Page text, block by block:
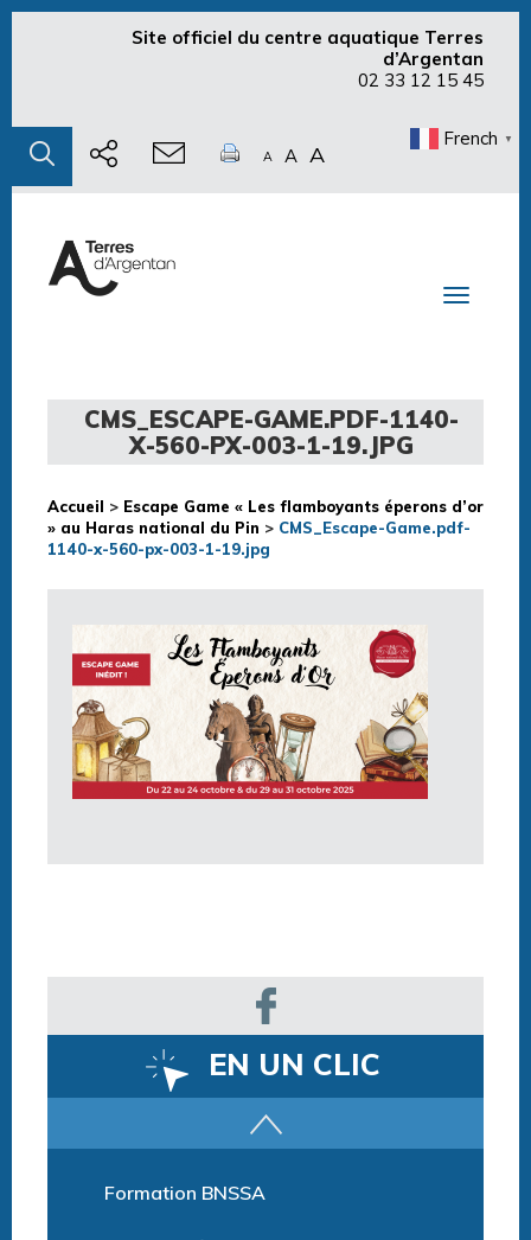
Site officiel du centre aquatique Terres
d’Argentan
02 33 12 15 45
A A A
French ▼
Toggle
CMS_ESCAPE-GAME.PDF-1140-
X-560-PX-003-1-19.JPG
Accueil > Escape Game « Les flamboyants éperons d’or
» au Haras national du Pin > CMS_Escape-Game.pdf-
1140-x-560-px-003-1-19.jpg
EN UN CLIC